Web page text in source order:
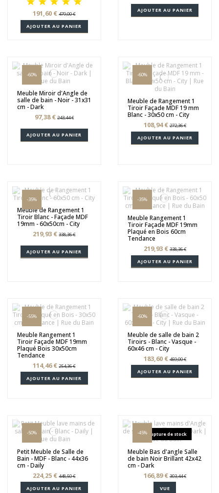
191,60 €479,00 €
AJOUTER AU PANIER
AJOUTER AU PANIER
-60%
Meuble Miroir d'Angle de
salle de bain - Noir - 31x31
cm - Dark
97,38 € 243,44 €
AJOUTER AU PANIER
-60%
Meuble de Rangement 1
Tiroir Façade MDF 19 mm
Blanc - 30x50 cm - City
108,94 €272,36 €
AJOUTER AU PANIER
-35%
Meuble de Rangement 1
Tiroir Blanc - Façade MDF
19mm - 60x50cm - City
219,93 €338,36 €
AJOUTER AU PANIER
-35%
Meuble Rangement 1
Tiroir Façade MDF 19mm
Plaqué en Bois 60cm
Tendance
219,93 €338,36 €
AJOUTER AU PANIER
-55%
Meuble Rangement 1
Tiroir Façade MDF 19mm
Plaqué Bois 30x50cm
Tendance
114,46 €254,36 €
AJOUTER AU PANIER
-60%
Meuble de salle de bain 2
Tiroirs - Blanc - Vasque -
60x46 cm - City
183,60 €459,00 €
AJOUTER AU PANIER
-50%
Petit Meuble de Salle de
Bain - MDF - Blanc - 44x36
cm - Daily
224,25 €448,50 €
AJOUTER AU PANIER
-45%Rupture de stock
Meuble Bas d'angle Salle
de bain Noir Brillant 42x42
cm - Dark
166,89 €303,44 €
VUE